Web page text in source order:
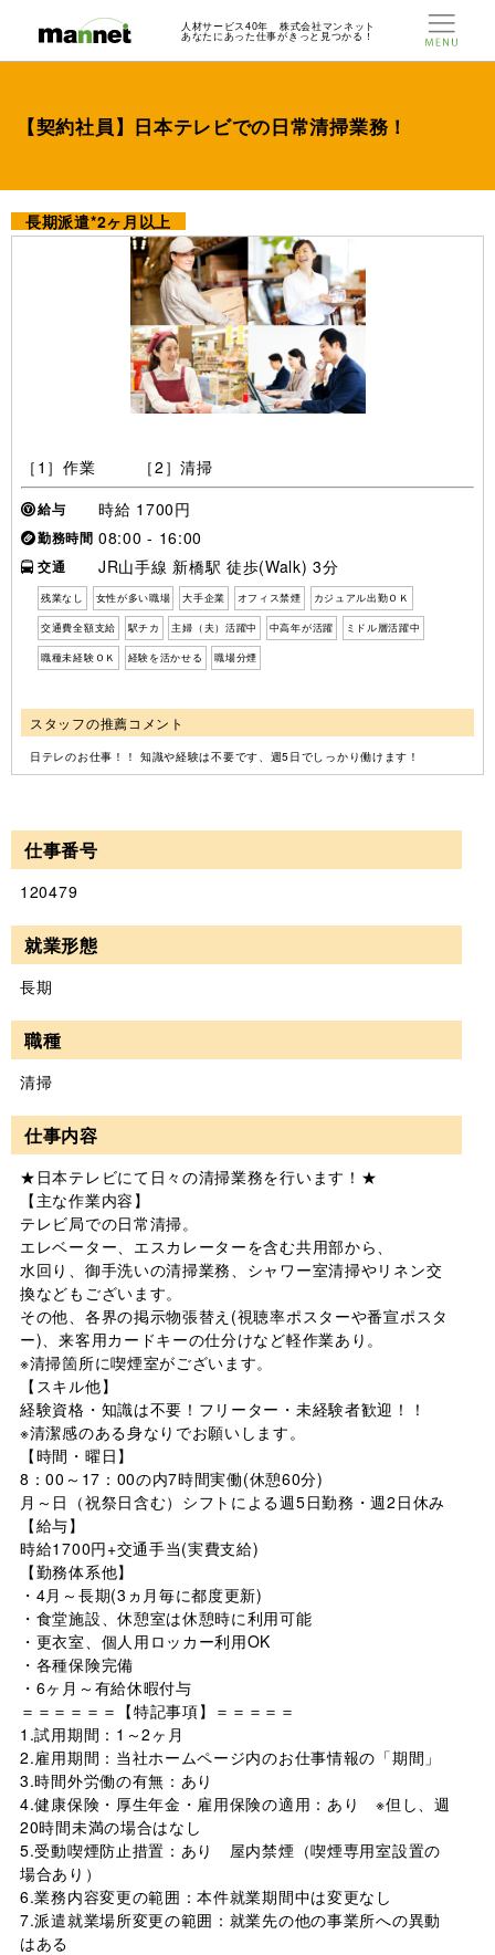
人材サービス40年 株式会社マンネット
あなたにあった仕事がきっと見つかる！
【契約社員】日本テレビでの日常清掃業務！
長期派遣*2ヶ月以上
［1］作業 ［2］清掃
給与 時給 1700円
勤務時間 08:00 - 16:00
交通 JR山手線 新橋駅 徒歩(Walk) 3分
残業なし 女性が多い職場 大手企業 オフィス禁煙 カジュアル出勤ＯＫ
交通費全額支給 駅チカ 主婦（夫）活躍中 中高年が活躍 ミドル層活躍中
職種未経験ＯＫ 経験を活かせる 職場分煙
スタッフの推薦コメント
日テレのお仕事！！ 知識や経験は不要です、週5日でしっかり働けます！
仕事番号
120479
就業形態
長期
職種
清掃
仕事内容
★日本テレビにて日々の清掃業務を行います！★
【主な作業内容】
テレビ局での日常清掃。
エレベーター、エスカレーターを含む共用部から、
水回り、御手洗いの清掃業務、シャワー室清掃やリネン交
換などもございます。
その他、各界の掲示物張替え(視聴率ポスターや番宣ポスタ
ー)、来客用カードキーの仕分けなど軽作業あり。
※清掃箇所に喫煙室がございます。
【スキル他】
経験資格・知識は不要！フリーター・未経験者歓迎！！
※清潔感のある身なりでお願いします。
【時間・曜日】
8：00～17：00の内7時間実働(休憩60分)
月～日（祝祭日含む）シフトによる週5日勤務・週2日休み
【給与】
時給1700円+交通手当(実費支給)
【勤務体系他】
・4月～長期(3ヵ月毎に都度更新)
・食堂施設、休憩室は休憩時に利用可能
・更衣室、個人用ロッカー利用OK
・各種保険完備
・6ヶ月～有給休暇付与
＝＝＝＝＝＝【特記事項】＝＝＝＝＝
1.試用期間：1～2ヶ月
2.雇用期間：当社ホームページ内のお仕事情報の「期間」
3.時間外労働の有無：あり
4.健康保険・厚生年金・雇用保険の適用：あり ※但し、週
20時間未満の場合はなし
5.受動喫煙防止措置：あり 屋内禁煙（喫煙専用室設置の
場合あり）
6.業務内容変更の範囲：本件就業期間中は変更なし
7.派遣就業場所変更の範囲：就業先の他の事業所への異動
はある